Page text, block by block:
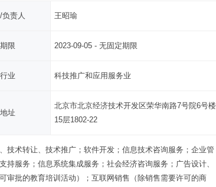
负责人 王昭瑜
限 2023-09-05 - 无固定期限
业 科技推广和应用服务业
址
北京市北京经济技术开发区荣华南路7号院6号楼
15层1802-22
技术转让、技术推广；软件开发；信息技术咨询服务；企业管
服务；信息系统集成服务；社会经济咨询服务；广告设计、
审批的教育培训活动）；互联网销售（除销售需要许可的商